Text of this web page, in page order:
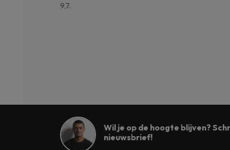
9,7.
Wil je op de hoogte blijven?
nieuwsbrief!